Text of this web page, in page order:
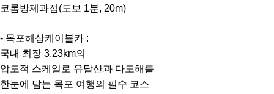
코롬방제과점(도보 1분, 20m)
- 목포해상케이블카 :
국내 최장 3.23km의
압도적 스케일로 유달산과 다도해를
한눈에 담는 목포 여행의 필수 코스